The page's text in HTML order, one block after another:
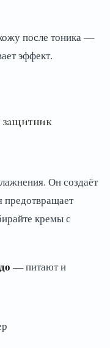
после тоника —
эффект.
Он создаёт
предотвращает
кремы с
— питают и